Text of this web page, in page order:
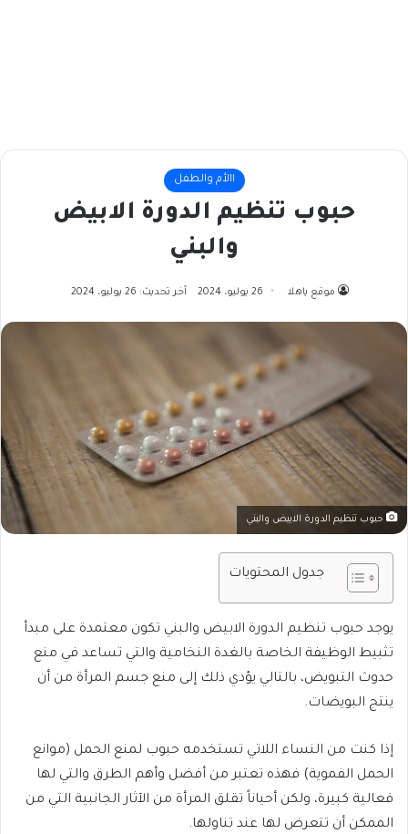
االأم والطفل
حبوب تنظيم الدورة الابيض
والبني
موقع ياهلا 26 يوليو، 2024 آخر تحديث: 26 يوليو، 2024
حبوب تنظيم الدورة الابيض والبني
جدول المحتويات
يوجد حبوب تنظيم الدورة الابيض والبني تكون معتمدة على مبدأ
تثبيط الوظيفة الخاصة بالغدة النخامية والتي تساعد في منع
حدوث التبويض، بالتالي يؤدي ذلك إلى منع جسم المرأة من أن
ينتج البويضات.
إذا كنت من النساء اللاتي تستخدمه حبوب لمنع الحمل (موانع
الحمل الفموية) فهذه تعتبر من أفضل وأهم الطرق والتي لها
فعالية كبيرة، ولكن أحياناً تقلق المرأة من الآثار الجانبية التي من
الممكن أن تتعرض لها عند تناولها.